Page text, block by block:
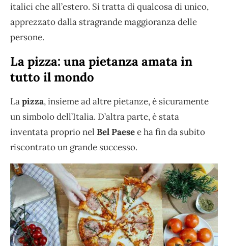
italici che all’estero. Si tratta di qualcosa di unico,
apprezzato dalla stragrande maggioranza delle
persone.
La pizza: una pietanza amata in
tutto il mondo
Lapizza, insieme ad altre pietanze, è sicuramente
un simbolo dell’Italia. D’altra parte, è stata
inventata proprio nel Bel Paesee ha fin da subito
riscontrato un grande successo.